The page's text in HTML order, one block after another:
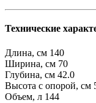
Технические
Длина, см 140
Ширина, см 70
Глубина, см 42.0
Высота с опорой, см
Объем, л 144